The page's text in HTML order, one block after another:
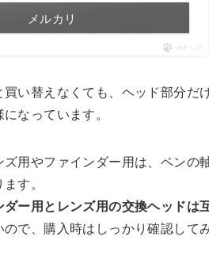
メルカリ
ポチップ
い替えなくても、ヘッド部分だ
なっています。
用やファインダー用は、ペンの
す。
ダー用とレンズ用の交換ヘッドは
ので、購入時はしっかり確認して